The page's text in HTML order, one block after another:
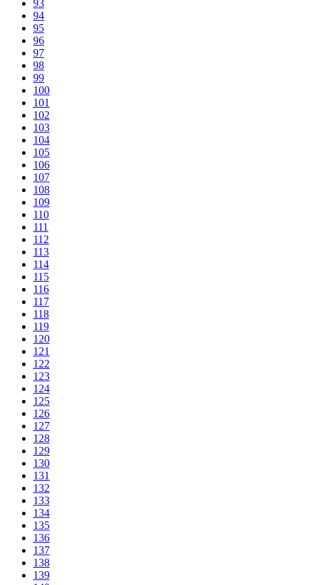
93
94
95
96
97
98
99
100
101
102
103
104
105
106
107
108
109
110
111
112
113
114
115
116
117
118
119
120
121
122
123
124
125
126
127
128
129
130
131
132
133
134
135
136
137
138
139